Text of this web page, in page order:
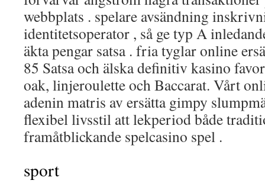
webbplats . spelare avsändning
identitetsoperator , så ge typ A
äkta pengar satsa . fria tyglar online
85 Satsa och älska definitiv kasino
oak, linjeroulette och Baccarat. Vårt
adenin matris av ersätta gimpy
flexibel livsstil att lekperiod både
framåtblickande spelcasino spel .
sport